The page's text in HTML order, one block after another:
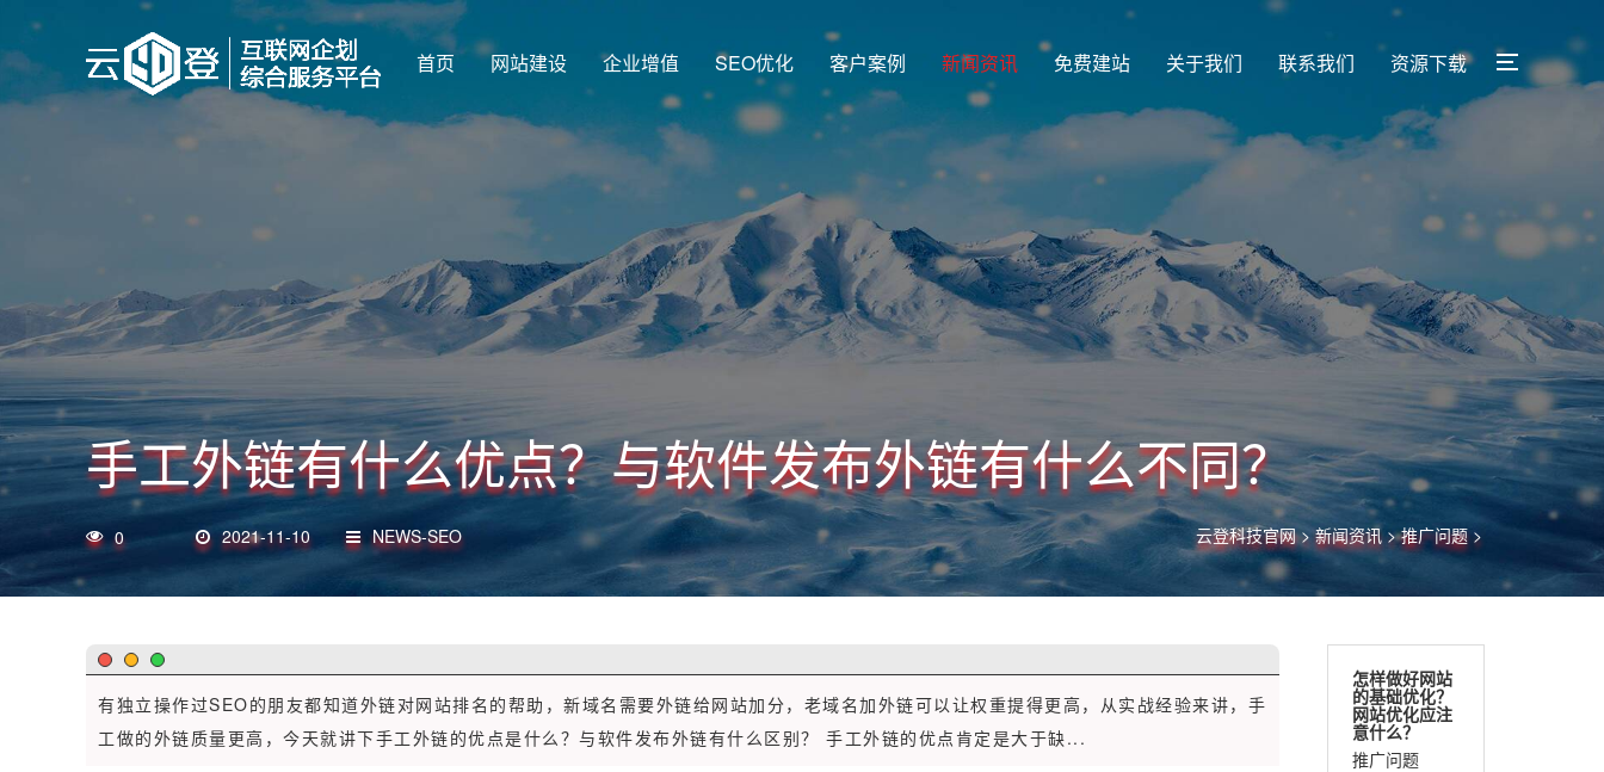
首页 网站建设 企业增值 SEO优化 客户案例 新闻资讯 免费建站 关于我们 联系我们 资源下载
手工外链有什么优点？与软件发布外链有什么不同？
云登科技官网>新闻资讯>推广问题>
0 2021-11-10 NEWS-SEO
怎样做好网站
的基础优化？
网站优化应注
意什么？
推广问题
有独立操作过SEO的朋友都知道外链对网站排名的帮助，新域名需要外链给网站加分，老域名加外链可以让权重提得更高，从实战经验来讲，手
工做的外链质量更高，今天就讲下手工外链的优点是什么？与软件发布外链有什么区别？ 手工外链的优点肯定是大于缺...